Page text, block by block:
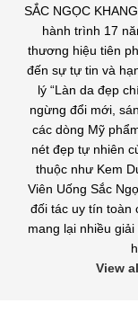
SẮC NGỌC
hành trình 17
thương hiệu tiên
đến sự tự tin và
lý “Làn da đẹp
ngừng đổi mới,
các dòng Mỹ
nét đẹp tự nhiên
thuộc như Kem
Viên Uống Sắc
đối tác uy tín toàn
mang lại nhiều
View